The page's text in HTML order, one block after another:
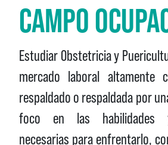
CAMPO
Estudiar Obstetricia y
mercado laboral altamente
respaldado o respaldada por
foco en las habilidades
necesarias para enfrentarlo,